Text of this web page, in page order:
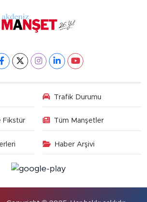
Trafik Durumu
Fikstür Tüm Manşetler
Haber Arşivi